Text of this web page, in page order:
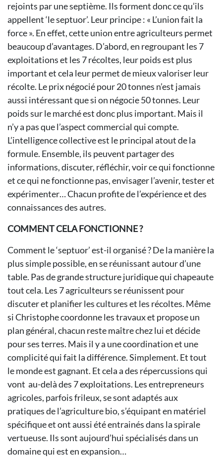
rejoints par une septième. Ils forment donc ce qu’ils
appellent ‘le septuor’. Leur principe : « L’union fait la
force ». En effet, cette union entre agriculteurs permet
beaucoup d’avantages. D’abord, en regroupant les 7
exploitations et les 7 récoltes, leur poids est plus
important et cela leur permet de mieux valoriser leur
récolte. Le prix négocié pour 20 tonnes n’est jamais
aussi intéressant que si on négocie 50 tonnes. Leur
poids sur le marché est donc plus important. Mais il
n’y a pas que l’aspect commercial qui compte.
L’intelligence collective est le principal atout de la
formule. Ensemble, ils peuvent partager des
informations, discuter, réfléchir, voir ce qui fonctionne
et ce qui ne fonctionne pas, envisager l’avenir, tester et
expérimenter… Chacun profite de l’expérience et des
connaissances des autres.
COMMENT CELA FONCTIONNE ?
Comment le ‘septuor’ est-il organisé ? De la manière la
plus simple possible, en se réunissant autour d’une
table. Pas de grande structure juridique qui chapeaute
tout cela. Les 7 agriculteurs se réunissent pour
discuter et planifier les cultures et les récoltes. Même
si Christophe coordonne les travaux et propose un
plan général, chacun reste maître chez lui et décide
pour ses terres. Mais il y a une coordination et une
complicité qui fait la différence. Simplement. Et tout
le monde est gagnant. Et cela a des répercussions qui
vont au-delà des 7 exploitations. Les entrepreneurs
agricoles, parfois frileux, se sont adaptés aux
pratiques de l’agriculture bio, s’équipant en matériel
spécifique et ont aussi été entrainés dans la spirale
vertueuse. Ils sont aujourd’hui spécialisés dans un
domaine qui est en expansion…